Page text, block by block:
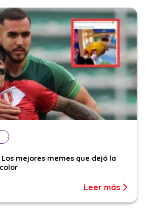
Los mejores memes que dejó la
Leer más